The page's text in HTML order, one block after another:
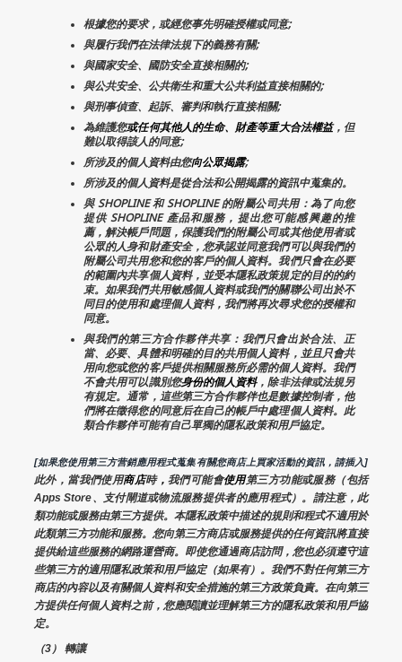
根據您的要求，或經您事先明確授權或同意;
與履行我們在法律法規下的義務有關;
與國家安全、國防安全直接相關的;
與公共安全、公共衛生和重大公共利益直接相關的;
與刑事偵查、起訴、審判和執行直接相關;
為維護您或任何其他人的生命、財產等重大合法權益，但
難以取得該人的同意;
所涉及的個人資料由您向公眾揭露;
所涉及的個人資料是從合法和公開揭露的資訊中蒐集的。
與 SHOPLINE 和 SHOPLINE 的附屬公司共用：為了向您
提供 SHOPLINE 產品和服務，提出您可能感興趣的推
薦，解決帳戶問題，保護我們的附屬公司或其他使用者或
公眾的人身和財產安全，您承認並同意我們可以與我們的
附屬公司共用您和您的客戶的個人資料。我們只會在必要
的範圍內共享個人資料，並受本隱私政策規定的目的的約
束。如果我們共用敏感個人資料或我們的關聯公司出於不
同目的使用和處理個人資料，我們將再次尋求您的授權和
同意。
與我們的第三方合作夥伴共享：我們只會出於合法、正
當、必要、具體和明確的目的共用個人資料，並且只會共
用向您或您的客戶提供相關服務所必需的個人資料。我們
不會共用可以識別您身份的個人資料，除非法律或法規另
有規定。通常，這些第三方合作夥伴也是數據控制者，他
們將在徵得您的同意后在自己的帳戶中處理個人資料。此
類合作夥伴可能有自己單獨的隱私政策和用戶協定。
[如果您使用第三方营銷應用程式蒐集有關您商店上買家活動的資訊，請插入]
此外，當我們使用商店時， 我們可能會使用第三方功能或服務（包括
Apps Store、支付閘道或物流服務提供者的應用程式）。請注意，此
類功能或服務由第三方提供。本隱私政策中描述的規則和程式不適用於
此類第三方功能和服務。您向第三方商店或服務提供的任何資訊將直接
提供給這些服務的網路運營商。即使您通過商店訪問，您也必須遵守這
些第三方的適用隱私政策和用戶協定（如果有）。我們不對任何第三方
商店的內容以及有關個人資料和安全措施的第三方政策負責。在向第三
方提供任何個人資料之前，您應閱讀並理解第三方的隱私政策和用戶協
定。
（3） 轉讓